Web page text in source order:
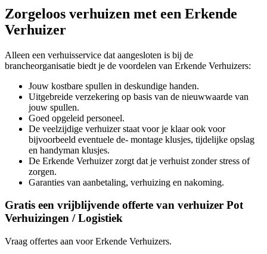
Zorgeloos verhuizen met een Erkende
Verhuizer
Alleen een verhuisservice dat aangesloten is bij de
brancheorganisatie biedt je de voordelen van Erkende Verhuizers:
Jouw kostbare spullen in deskundige handen.
Uitgebreide verzekering op basis van de nieuwwaarde van
jouw spullen.
Goed opgeleid personeel.
De veelzijdige verhuizer staat voor je klaar ook voor
bijvoorbeeld eventuele de- montage klusjes, tijdelijke opslag
en handyman klusjes.
De Erkende Verhuizer zorgt dat je verhuist zonder stress of
zorgen.
Garanties van aanbetaling, verhuizing en nakoming.
Gratis een vrijblijvende offerte van verhuizer Pot
Verhuizingen / Logistiek
Vraag offertes aan voor Erkende Verhuizers.